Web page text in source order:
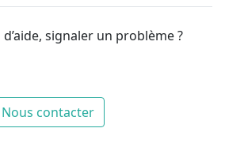
d’aide, signaler un problème ?
Nous contacter